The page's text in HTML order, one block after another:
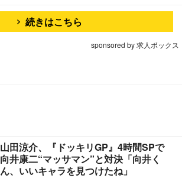
続きはこちら
sponsored by 求人ボックス
山田涼介、『ドッキリGP』4時間SPで
向井康二“マッサマン”と対決「向井く
ん、いいキャラを見つけたね」